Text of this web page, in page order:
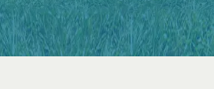
Contatti